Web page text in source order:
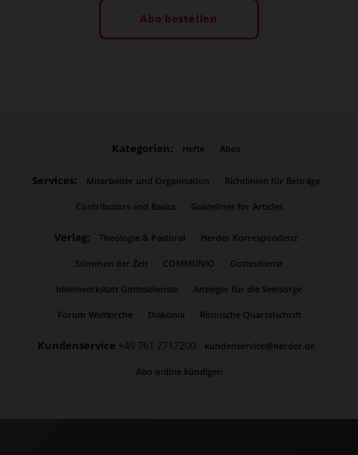
Abo bestellen
Kategorien: Hefte Abos
Services: Mitarbeiter und Organisation Richtlinien für Beiträge
Contributors and Basics Guidelines for Articles
Verlag: Theologie & Pastoral Herder Korrespondenz
Stimmen der Zeit COMMUNIO Gottesdienst
Ideenwerkstatt Gottesdienste Anzeiger für die Seelsorge
Forum Weltkirche Diakonia Römische Quartalschrift
Kundenservice +49 761 2717200 kundenservice@herder.de
Abo online kündigen